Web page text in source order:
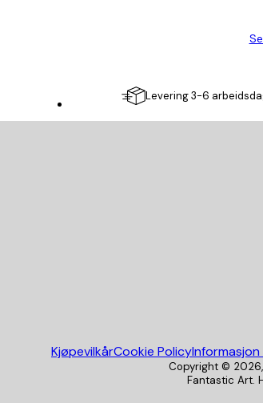
Levering 3-6
KjøpevilkårCookie Policy
Copyright © 2026,
Fantastic Art.